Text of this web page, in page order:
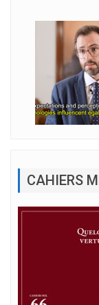
CAHIERS